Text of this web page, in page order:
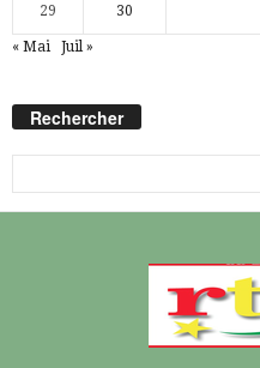
29 30
« Mai Juil »
Rechercher